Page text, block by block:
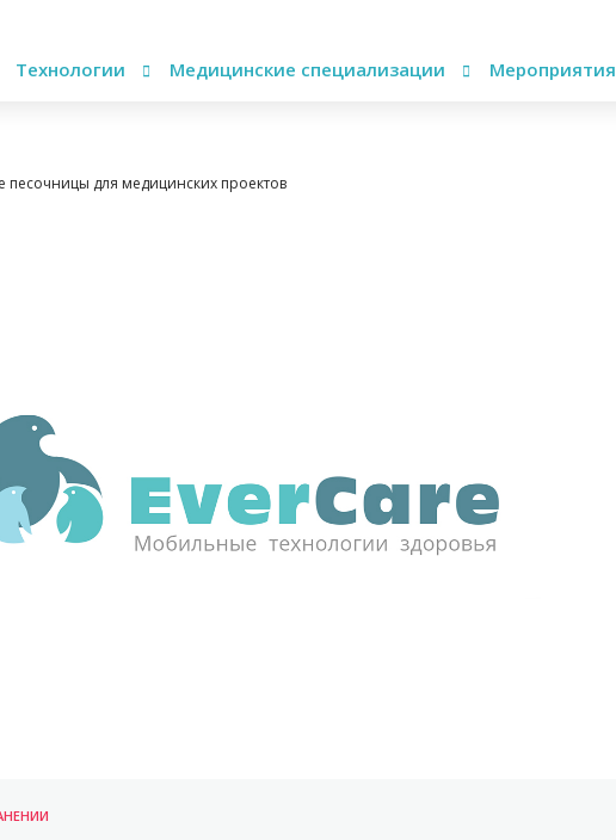
Технологии Медицинские специализации Мероприятия
песочницы для медицинских проектов